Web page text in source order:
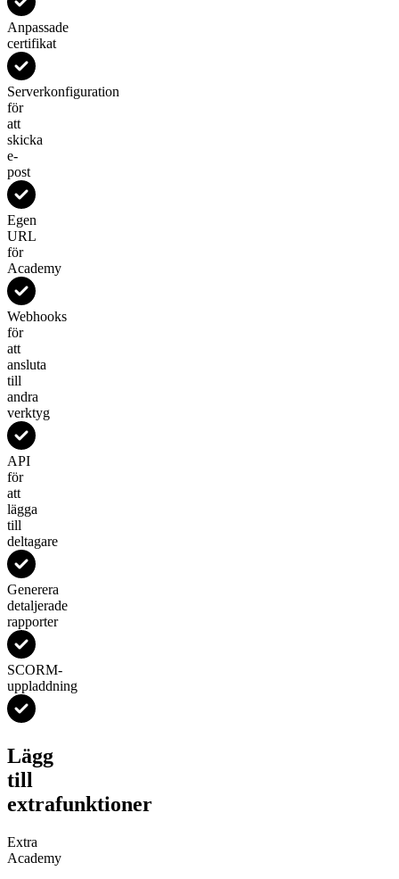
Anpassade
certifikat
Serverkonfiguration
för
att
skicka
e-
post
Egen
URL
för
Academy
Webhooks
för
att
ansluta
till
andra
verktyg
API
för
att
lägga
till
deltagare
Generera
detaljerade
rapporter
SCORM-
uppladdning
Lägg
till
extrafunktioner
Extra
Academy